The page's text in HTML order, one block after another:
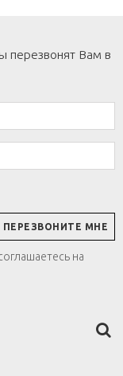
перезвонят Вам в
на